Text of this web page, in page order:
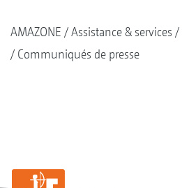
AMAZONE Assistance & services
Communiqués de presse